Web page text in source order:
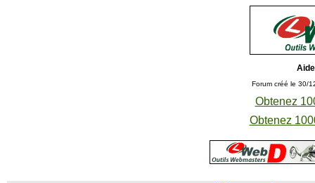
Forum créé le 30/
Obtenez
Obtenez